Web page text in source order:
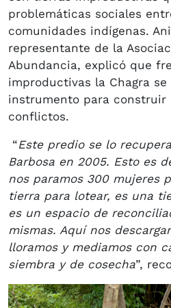
problemáticas sociales
comunidades indígenas.
representante de la
Abundancia, explicó que
improductivas la Chagra
instrumento para construir
conflictos.
“Este predio se lo
Barbosa en 2005. Esto es
nos paramos 300 mujeres
tierra para lotear, es una
es un espacio de
mismas. Aquí nos
lloramos y mediamos con
siembra y de cosecha”,